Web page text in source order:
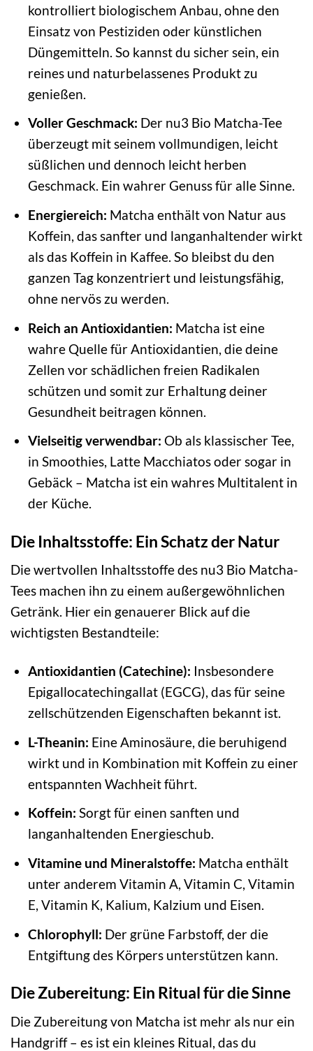
kontrolliert biologischem Anbau, ohne den
Einsatz von Pestiziden oder künstlichen
Düngemitteln. So kannst du sicher sein, ein
reines und naturbelassenes Produkt zu
genießen.
Voller Geschmack: Der nu3 Bio Matcha-Tee
überzeugt mit seinem vollmundigen, leicht
süßlichen und dennoch leicht herben
Geschmack. Ein wahrer Genuss für alle Sinne.
Energiereich: Matcha enthält von Natur aus
Koffein, das sanfter und langanhaltender wirkt
als das Koffein in Kaffee. So bleibst du den
ganzen Tag konzentriert und leistungsfähig,
ohne nervös zu werden.
Reich an Antioxidantien: Matcha ist eine
wahre Quelle für Antioxidantien, die deine
Zellen vor schädlichen freien Radikalen
schützen und somit zur Erhaltung deiner
Gesundheit beitragen können.
Vielseitig verwendbar: Ob als klassischer Tee,
in Smoothies, Latte Macchiatos oder sogar in
Gebäck – Matcha ist ein wahres Multitalent in
der Küche.
Die Inhaltsstoffe: Ein Schatz der Natur
Die wertvollen Inhaltsstoffe des nu3 Bio Matcha-
Tees machen ihn zu einem außergewöhnlichen
Getränk. Hier ein genauerer Blick auf die
wichtigsten Bestandteile:
Antioxidantien (Catechine): Insbesondere
Epigallocatechingallat (EGCG), das für seine
zellschützenden Eigenschaften bekannt ist.
L-Theanin: Eine Aminosäure, die beruhigend
wirkt und in Kombination mit Koffein zu einer
entspannten Wachheit führt.
Koffein: Sorgt für einen sanften und
langanhaltenden Energieschub.
Vitamine und Mineralstoffe: Matcha enthält
unter anderem Vitamin A, Vitamin C, Vitamin
E, Vitamin K, Kalium, Kalzium und Eisen.
Chlorophyll: Der grüne Farbstoff, der die
Entgiftung des Körpers unterstützen kann.
Die Zubereitung: Ein Ritual für die Sinne
Die Zubereitung von Matcha ist mehr als nur ein
Handgriff – es ist ein kleines Ritual, das du